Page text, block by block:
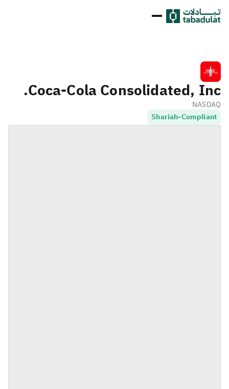
Coca-Cola Consolidated, Inc.
NASDAQ
Shariah-Compliant